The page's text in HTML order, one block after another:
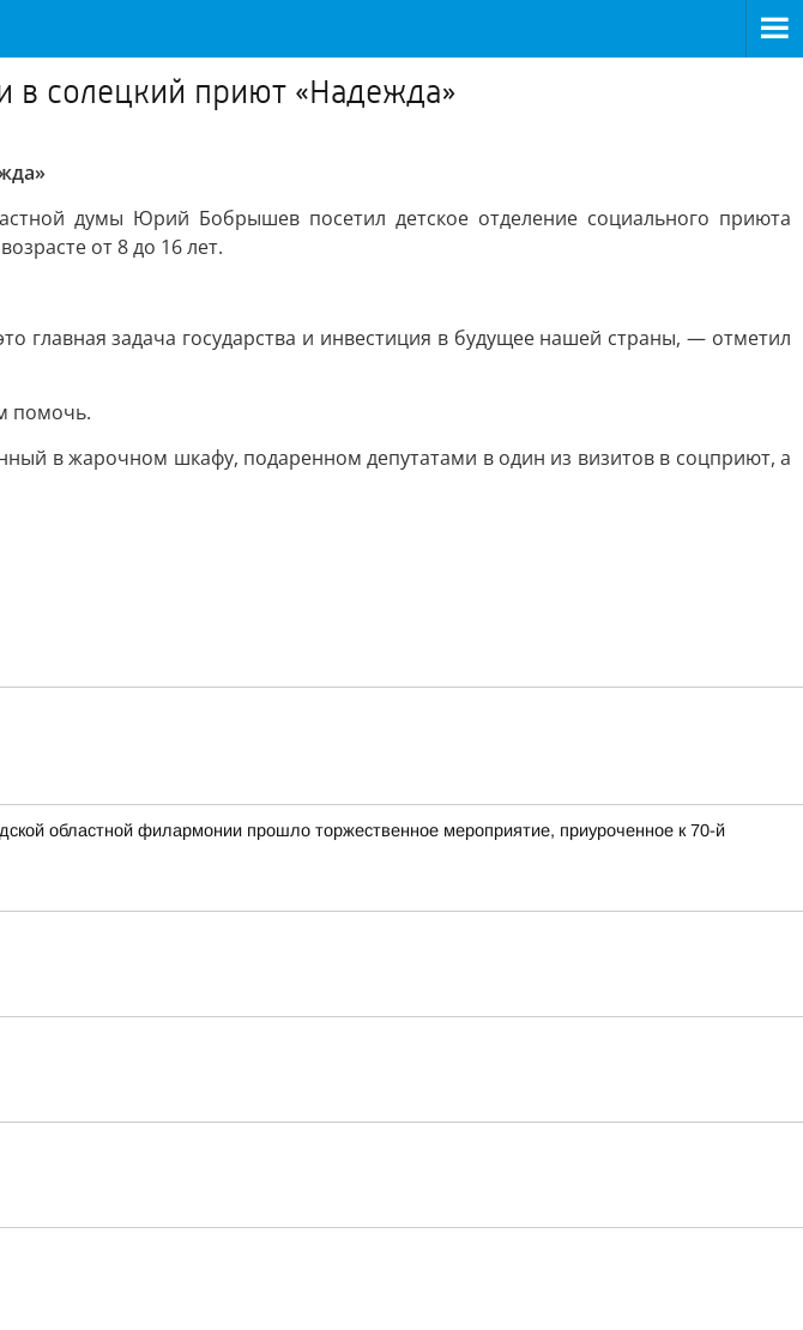
солецкий приют «Надежда»
думы Юрий Бобрышев посетил детское отделение социального приюта
от 8 до 16 лет.
главная задача государства и инвестиция в будущее нашей страны, — отметил
помочь.
в жарочном шкафу, подаренном депутатами в один из визитов в соцприют, а
областной филармонии прошло торжественное мероприятие, приуроченное к 70-й